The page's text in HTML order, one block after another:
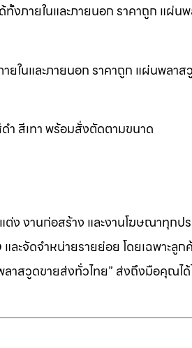
ภายในและภายนอก ราคาถูก แผ่น
ในและภายนอก ราคาถูก แผ่นพลา
สีเทา พร้อมสั่งตัดตามขนาด
งานก่อสร้าง และงานโฆษณาทุกประ
และจัดจำหน่ายรายย่อย โดยเฉพาะลูก
าสวูดขายส่งทั่วไทย” ส่งถึงมือคุณไ